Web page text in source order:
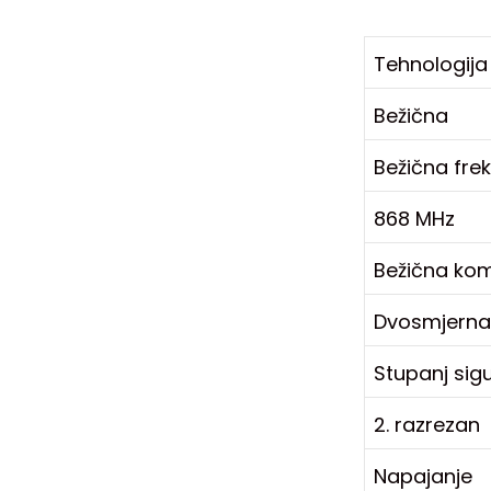
Tehnologija
Bežična
Bežična
868 MHz
Bežična
Dvosmjerna
Stupanj
2. razrezan
Napajanje